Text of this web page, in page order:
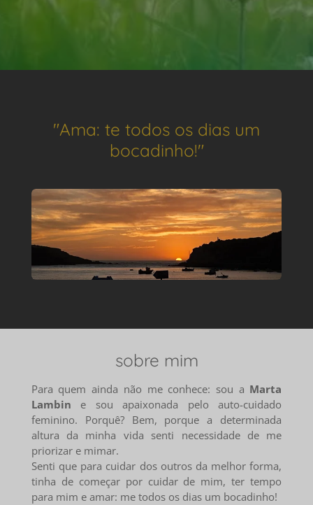
"Ama: te todos os dias um
bocadinho!"
sobre mim
Para quem ainda não me conhece: sou a Marta
Lambin e sou apaixonada pelo auto-cuidado
feminino. Porquê? Bem, porque a determinada
altura da minha vida senti necessidade de me
priorizar e mimar.
Senti que para cuidar dos outros da melhor forma,
tinha de começar por cuidar de mim, ter tempo
para mim e amar: me todos os dias um bocadinho!